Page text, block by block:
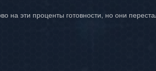
на эти проценты готовности, но они